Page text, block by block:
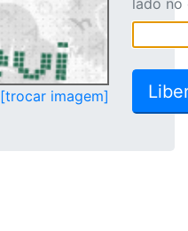
[trocar imagem]
lado no